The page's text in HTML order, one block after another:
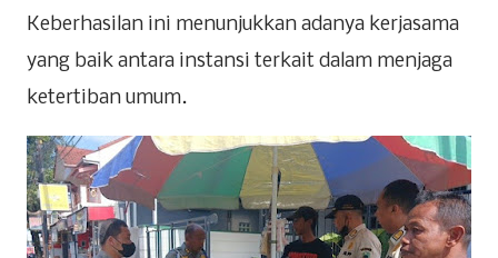
Keberhasilan ini menunjukkan adanya kerjasama
yang baik antara instansi terkait dalam menjaga
ketertiban umum.